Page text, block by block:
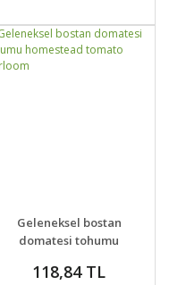
DETAYLAR SEPETE EKLE
Geleneksel bostan
domatesi tohumu
heirloom
118,84 TL